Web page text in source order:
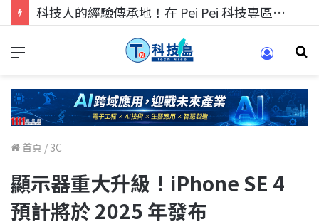
科技人的經驗傳承地！在 Pei Pei 科技專區，與學弟妹交流最硬核的技術
首頁 / 3C
顯示器重大升級！iPhone SE 4
預計將於 2025 年發布